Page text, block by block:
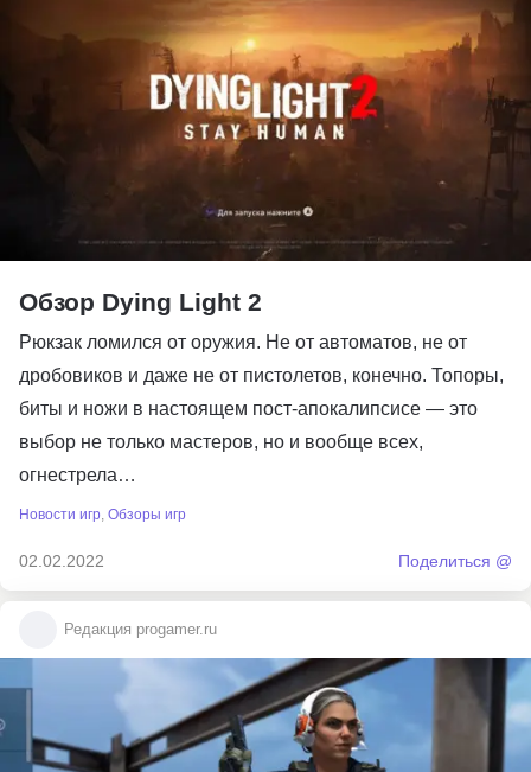
Обзор Dying Light 2
Рюкзак ломился от оружия. Не от автоматов, не от
дробовиков и даже не от пистолетов, конечно. Топоры,
биты и ножи в настоящем пост-апокалипсисе — это
выбор не только мастеров, но и вообще всех,
огнестрела…
Новости игр, Обзоры игр
02.02.2022 Поделиться @
Редакция progamer.ru